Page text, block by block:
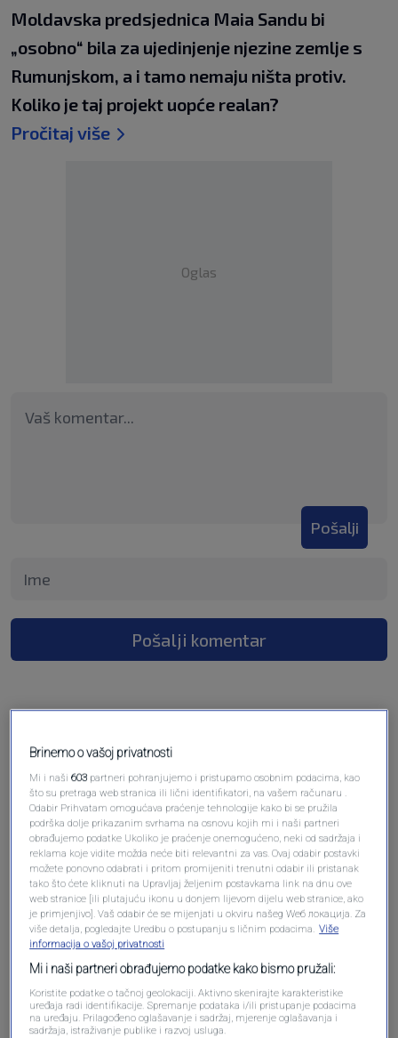
Moldavska predsjednica Maia Sandu bi
„osobno“ bila za ujedinjenje njezine zemlje s
Rumunjskom, a i tamo nemaju ništa protiv.
Koliko je taj projekt uopće realan?
Pročitaj više
Oglas
Pošalji
Pošalji komentar
Oglas
Brinemo o vašoj privatnosti
Mi i naši603 partneri pohranjujemo i pristupamo osobnim podacima, kao
što su pretraga web stranica ili lični identifikatori, na vašem računaru .
Odabir Prihvatam omogućava praćenje tehnologije kako bi se pružila
podrška dolje prikazanim svrhama na osnovu kojih mi i naši partneri
obrađujemo podatke Ukoliko je praćenje onemogućeno, neki od sadržaja i
reklama koje vidite možda neće biti relevantni za vas. Ovaj odabir postavki
možete ponovno odabrati i pritom promijeniti trenutni odabir ili pristanak
tako što ćete kliknuti na Upravljaj željenim postavkama link na dnu ove
web stranice [ili plutajuću ikonu u donjem lijevom dijelu web stranice, ako
je primjenjivo]. Vaš odabir će se mijenjati u okviru našeg Wеб локација. Za
više detalja, pogledajte Uredbu o postupanju s ličnim podacima. Više
informacija o vašoj privatnosti
Mi i naši partneri obrađujemo podatke kako bismo pružali:
Koristite podatke o tačnoj geolokaciji. Aktivno skenirajte karakteristike
uređaja radi identifikacije. Spremanje podataka i/ili pristupanje podacima
na uređaju. Prilagođeno oglašavanje i sadržaj, mjerenje oglašavanja i
sadržaja, istraživanje publike i razvoj usluga.